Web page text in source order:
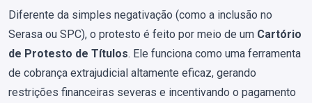
Diferente da simples negativação (como a inclusão no
Serasa ou SPC), o protesto é feito por meio de um Cartório
de Protesto de Títulos. Ele funciona como uma ferramenta
de cobrança extrajudicial altamente eficaz, gerando
restrições financeiras severas e incentivando o pagamento